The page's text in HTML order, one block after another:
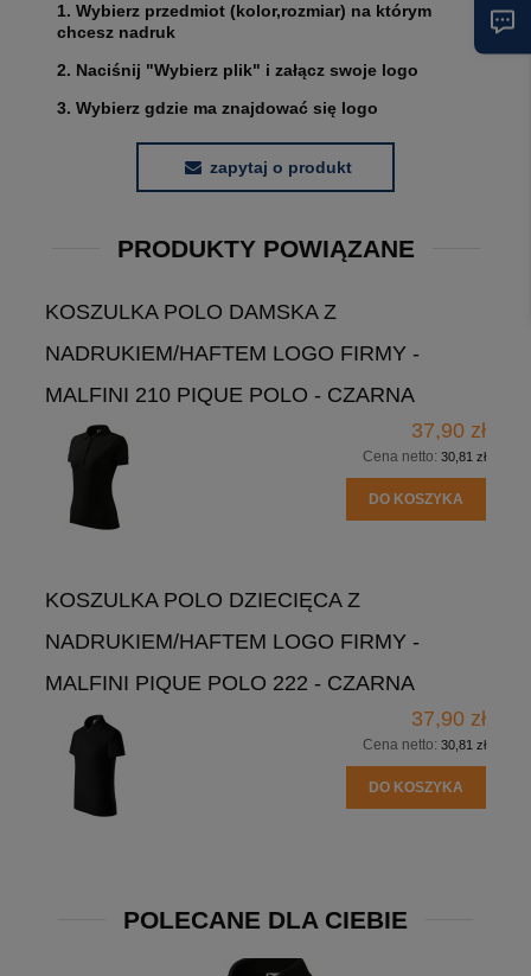
1. Wybierz przedmiot (kolor,rozmiar) na którym
chcesz nadruk
2. Naciśnij "Wybierz plik" i załącz swoje logo
3. Wybierz gdzie ma znajdować się logo
zapytaj o produkt
PRODUKTY POWIĄZANE
KOSZULKA POLO DAMSKA Z
NADRUKIEM/HAFTEM LOGO FIRMY -
MALFINI 210 PIQUE POLO - CZARNA
37,90 zł
Cena netto: 30,81 zł
DO KOSZYKA
KOSZULKA POLO DZIECIĘCA Z
NADRUKIEM/HAFTEM LOGO FIRMY -
MALFINI PIQUE POLO 222 - CZARNA
37,90 zł
Cena netto: 30,81 zł
DO KOSZYKA
POLECANE DLA CIEBIE